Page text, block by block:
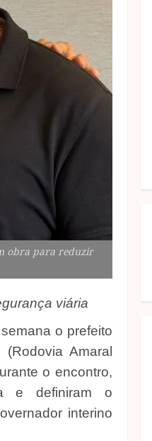
obra para reduzir
viária
o prefeito
Amaral
o encontro,
e definiram o
interino